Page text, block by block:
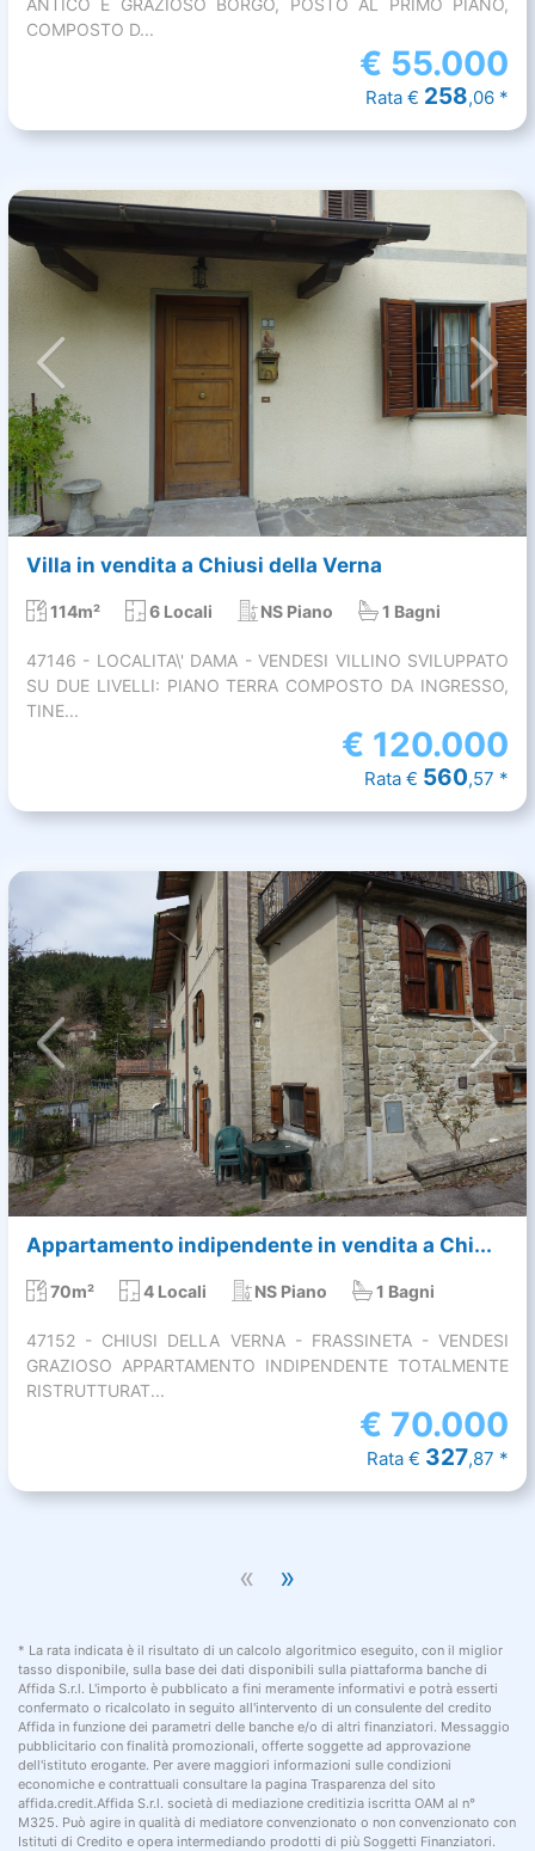
ANTICO E GRAZIOSO BORGO, POSTO AL PRIMO PIANO,
COMPOSTO D...
€ 55.000
Rata € 258,06 *
Villa in vendita a Chiusi della Verna
114m² 6 Locali NS Piano 1 Bagni
47146 - LOCALITA\' DAMA - VENDESI VILLINO SVILUPPATO
SU DUE LIVELLI: PIANO TERRA COMPOSTO DA INGRESSO,
TINE...
€ 120.000
Rata € 560,57 *
Appartamento indipendente in vendita a Chi...
70m² 4 Locali NS Piano 1 Bagni
47152 - CHIUSI DELLA VERNA - FRASSINETA - VENDESI
GRAZIOSO APPARTAMENTO INDIPENDENTE TOTALMENTE
RISTRUTTURAT...
€ 70.000
Rata € 327,87 *
« »
* La rata indicata è il risultato di un calcolo algoritmico eseguito, con il miglior
tasso disponibile, sulla base dei dati disponibili sulla piattaforma banche di
Affida S.r.l. L'importo è pubblicato a fini meramente informativi e potrà esserti
confermato o ricalcolato in seguito all'intervento di un consulente del credito
Affida in funzione dei parametri delle banche e/o di altri finanziatori. Messaggio
pubblicitario con finalità promozionali, offerte soggette ad approvazione
dell'istituto erogante. Per avere maggiori informazioni sulle condizioni
economiche e contrattuali consultare la pagina Trasparenza del sito
affida.credit.Affida S.r.l. società di mediazione creditizia iscritta OAM al n°
M325. Può agire in qualità di mediatore convenzionato o non convenzionato con
Istituti di Credito e opera intermediando prodotti di più Soggetti Finanziatori.